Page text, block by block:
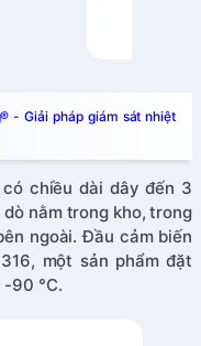
- Giải pháp giám sát nhiệt
có chiều dài dây đến 3
nằm trong kho, trong
ngoài. Đầu cảm biến
một sản phẩm đặt
90 °C.